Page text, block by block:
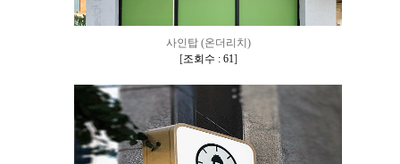
사인탑 (온더리치)
[조회수 : 61]